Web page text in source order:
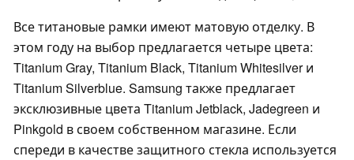
Все титановые рамки имеют матовую отделку. В
этом году на выбор предлагается четыре цвета:
Titanium Gray, Titanium Black, Titanium Whitesilver и
Titanium Silverblue. Samsung также предлагает
эксклюзивные цвета Titanium Jetblack, Jadegreen и
Pinkgold в своем собственном магазине. Если
спереди в качестве защитного стекла используется